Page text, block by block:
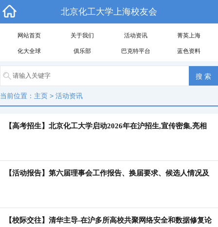
北京化工大学上海校友会
网站首页 关于我们 活动资讯 菁英上海
化大全球 俱乐部 巴克特平台 蓝色资料
当前位置： 主页 > 活动资讯
【高考招生】北京化工大学启动2026年在沪招生,宣传密集,亮相
【活动报告】第六届理事会工作报告、换届要求、候选人情况及
【校际交往】清华主导-在沪多所高校共聚网络安全和数据修复论